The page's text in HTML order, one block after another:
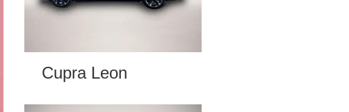
Cupra Leon